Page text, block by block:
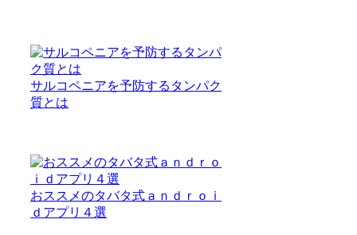
サルコペニアを予防するタンパク
質とは
おススメのタバタ式ａｎｄｒｏｉ
ｄアプリ４選